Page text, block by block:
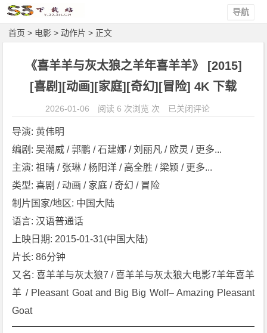
导航
首页 > 电影 >动作片 > 正文
《喜羊羊与灰太狼之羊年喜羊羊》 [2015]
[喜剧][动画][家庭][奇幻][冒险] 4K 下载
2026-01-06 阅读 6 次浏览 次
《喜
与
灰
羊
羊》
已关闭评论
导演: 黄伟明
编剧: 吴潮威 / 郭鹏 / 石建娜 / 刘丽凡 / 欧灵 / 更多...
主演: 祖晴 / 张琳 / 杨阳洋 / 高全胜 / 梁颖 / 更多...
类型: 喜剧 / 动画 / 家庭 / 奇幻 / 冒险
制片国家/地区: 中国大陆
语言: 汉语普通话
上映日期: 2015-01-31(中国大陆)
片长: 86分钟
又名: 喜羊羊与灰太狼7 / 喜羊羊与灰太狼大电影7羊年喜羊
羊 / Pleasant Goat and Big Big Wolf– Amazing Pleasant
Goat